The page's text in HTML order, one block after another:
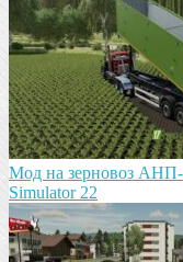
Мод на зeрновоз АНП-
Simulator 22